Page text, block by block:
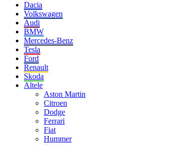
Dacia
Volkswagen
Audi
BMW
Mercedes-Benz
Tesla
Ford
Renault
Skoda
Altele
Aston Martin
Citroen
Dodge
Ferrari
Fiat
Hummer